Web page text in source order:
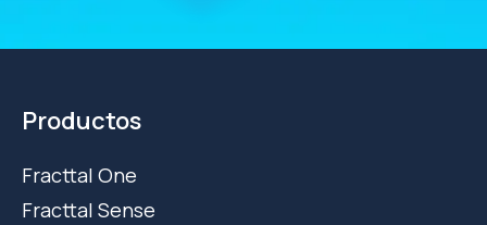
Productos
Fracttal One
Fracttal Sense